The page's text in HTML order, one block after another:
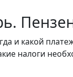
и какой
налоги